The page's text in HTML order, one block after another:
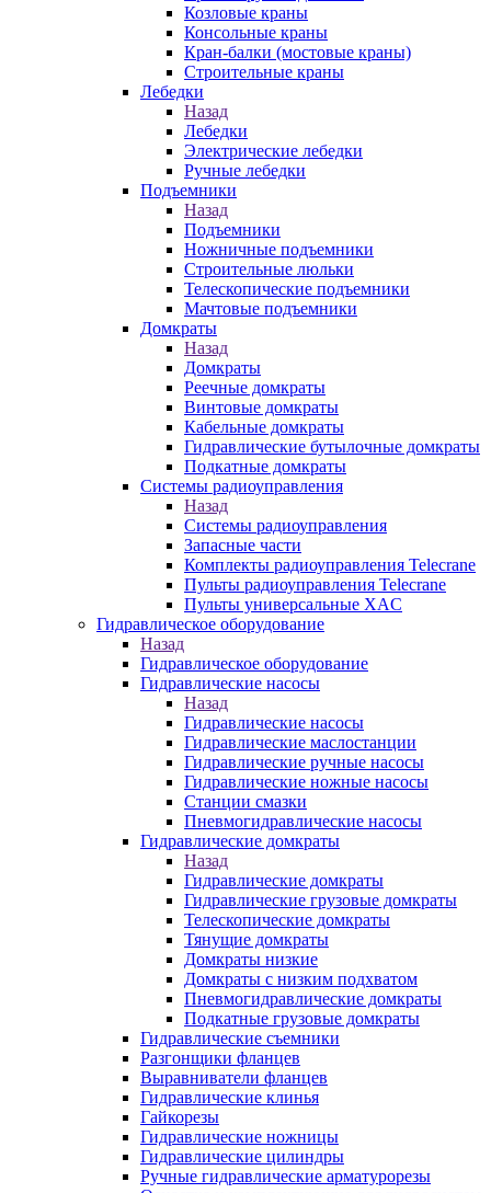
Козловые краны
Консольные краны
Кран-балки (мостовые краны)
Строительные краны
Лебедки
Назад
Лебедки
Электрические лебедки
Ручные лебедки
Подъемники
Назад
Подъемники
Ножничные подъемники
Строительные люльки
Телескопические подъемники
Мачтовые подъемники
Домкраты
Назад
Домкраты
Реечные домкраты
Винтовые домкраты
Кабельные домкраты
Гидравлические бутылочные домкраты
Подкатные домкраты
Системы радиоуправления
Назад
Системы радиоуправления
Запасные части
Комплекты радиоуправления Telecrane
Пульты радиоуправления Telecrane
Пульты универсальные XAC
Гидравлическое оборудование
Назад
Гидравлическое оборудование
Гидравлические насосы
Назад
Гидравлические насосы
Гидравлические маслостанции
Гидравлические ручные насосы
Гидравлические ножные насосы
Станции смазки
Пневмогидравлические насосы
Гидравлические домкраты
Назад
Гидравлические домкраты
Гидравлические грузовые домкраты
Телескопические домкраты
Тянущие домкраты
Домкраты низкие
Домкраты с низким подхватом
Пневмогидравлические домкраты
Подкатные грузовые домкраты
Гидравлические съемники
Разгонщики фланцев
Выравниватели фланцев
Гидравлические клинья
Гайкорезы
Гидравлические ножницы
Гидравлические цилиндры
Ручные гидравлические арматурорезы